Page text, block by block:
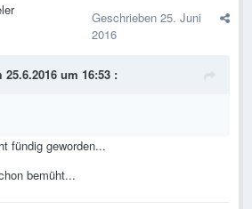
Geschrieben 25. Juni
2016
um 16:53 :
fündig geworden...
bemüht...